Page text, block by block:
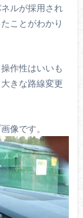
ルが採用され
ことがわかり
作性はいいも
きな路線変更
像です。